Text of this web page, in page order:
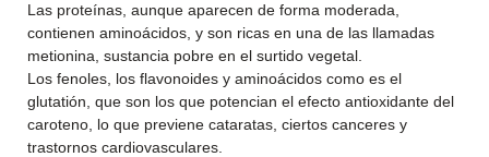
Las proteínas, aunque aparecen de forma moderada,
contienen aminoácidos, y son ricas en una de las llamadas
metionina, sustancia pobre en el surtido vegetal.
Los fenoles, los flavonoides y aminoácidos como es el
glutatión, que son los que potencian el efecto antioxidante del
caroteno, lo que previene cataratas, ciertos canceres y
trastornos cardiovasculares.